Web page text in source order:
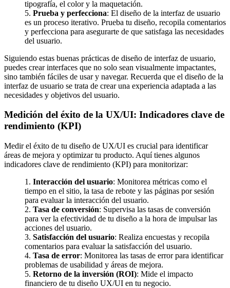
tipografía, el color y la maquetación.
5. Prueba y perfecciona: El diseño de la interfaz de usuario
es un proceso iterativo. Prueba tu diseño, recopila comentarios
y perfecciona para asegurarte de que satisfaga las necesidades
del usuario.
Siguiendo estas buenas prácticas de diseño de interfaz de usuario,
puedes crear interfaces que no solo sean visualmente impactantes,
sino también fáciles de usar y navegar. Recuerda que el diseño de la
interfaz de usuario se trata de crear una experiencia adaptada a las
necesidades y objetivos del usuario.
Medición del éxito de la UX/UI: Indicadores clave de
rendimiento (KPI)
Medir el éxito de tu diseño de UX/UI es crucial para identificar
áreas de mejora y optimizar tu producto. Aquí tienes algunos
indicadores clave de rendimiento (KPI) para monitorizar:
1. Interacción del usuario: Monitorea métricas como el
tiempo en el sitio, la tasa de rebote y las páginas por sesión
para evaluar la interacción del usuario.
2. Tasa de conversión: Supervisa las tasas de conversión
para ver la efectividad de tu diseño a la hora de impulsar las
acciones del usuario.
3. Satisfacción del usuario: Realiza encuestas y recopila
comentarios para evaluar la satisfacción del usuario.
4. Tasa de error: Monitorea las tasas de error para identificar
problemas de usabilidad y áreas de mejora.
5. Retorno de la inversión (ROI): Mide el impacto
financiero de tu diseño UX/UI en tu negocio.